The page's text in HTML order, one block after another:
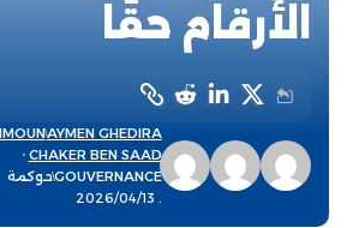
الأرقام حقًا
. 2026/04/13
AYMEN GHEDIRA
CHAKER BEN SAAD
GOUVERNANCEحوكمة